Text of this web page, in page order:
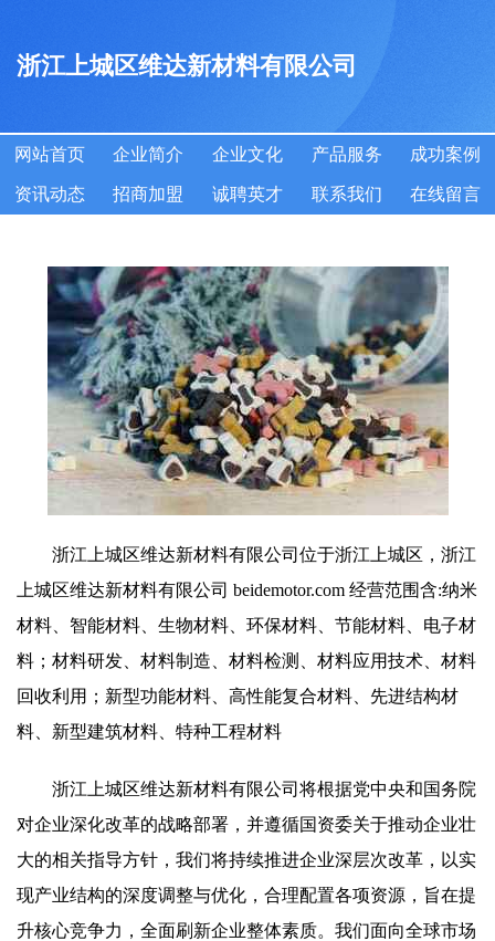
浙江上城区维达新材料有限公司
网站首页 企业简介 企业文化 产品服务 成功案例
资讯动态 招商加盟 诚聘英才 联系我们 在线留言
浙江上城区维达新材料有限公司位于浙江上城区，浙江
上城区维达新材料有限公司 beidemotor.com 经营范围含:纳米
材料、智能材料、生物材料、环保材料、节能材料、电子材
料；材料研发、材料制造、材料检测、材料应用技术、材料
回收利用；新型功能材料、高性能复合材料、先进结构材
料、新型建筑材料、特种工程材料
浙江上城区维达新材料有限公司将根据党中央和国务院
对企业深化改革的战略部署，并遵循国资委关于推动企业壮
大的相关指导方针，我们将持续推进企业深层次改革，以实
现产业结构的深度调整与优化，合理配置各项资源，旨在提
升核心竞争力，全面刷新企业整体素质。我们面向全球市场